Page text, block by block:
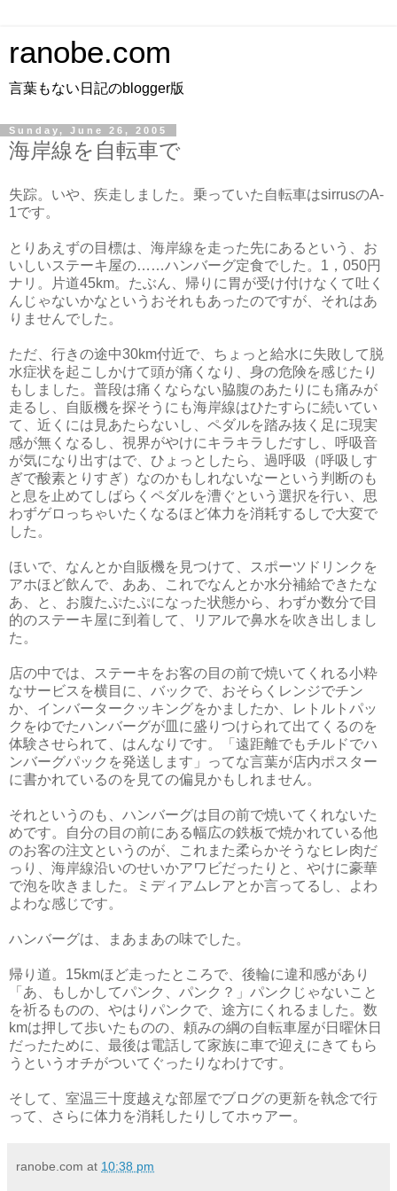
ranobe.com
言葉もない日記のblogger版
Sunday, June 26, 2005
海岸線を自転車で
失踪。いや、疾走しました。乗っていた自転車はsirrusのA-
1です。
とりあえずの目標は、海岸線を走った先にあるという、お
いしいステーキ屋の……ハンバーグ定食でした。1，050円
ナリ。片道45km。たぶん、帰りに胃が受け付けなくて吐く
んじゃないかなというおそれもあったのですが、それはあ
りませんでした。
ただ、行きの途中30km付近で、ちょっと給水に失敗して脱
水症状を起こしかけて頭が痛くなり、身の危険を感じたり
もしました。普段は痛くならない脇腹のあたりにも痛みが
走るし、自販機を探そうにも海岸線はひたすらに続いてい
て、近くには見あたらないし、ペダルを踏み抜く足に現実
感が無くなるし、視界がやけにキラキラしだすし、呼吸音
が気になり出すはで、ひょっとしたら、過呼吸（呼吸しす
ぎで酸素とりすぎ）なのかもしれないなーという判断のも
と息を止めてしばらくペダルを漕ぐという選択を行い、思
わずゲロっちゃいたくなるほど体力を消耗するしで大変で
した。
ほいで、なんとか自販機を見つけて、スポーツドリンクを
アホほど飲んで、ああ、これでなんとか水分補給できたな
あ、と、お腹たぷたぷになった状態から、わずか数分で目
的のステーキ屋に到着して、リアルで鼻水を吹き出しまし
た。
店の中では、ステーキをお客の目の前で焼いてくれる小粋
なサービスを横目に、バックで、おそらくレンジでチン
か、インバータークッキングをかましたか、レトルトパッ
クをゆでたハンバーグが皿に盛りつけられて出てくるのを
体験させられて、はんなりです。「遠距離でもチルドでハ
ンバーグパックを発送します」ってな言葉が店内ポスター
に書かれているのを見ての偏見かもしれません。
それというのも、ハンバーグは目の前で焼いてくれないた
めです。自分の目の前にある幅広の鉄板で焼かれている他
のお客の注文というのが、これまた柔らかそうなヒレ肉だ
っり、海岸線沿いのせいかアワビだったりと、やけに豪華
で泡を吹きました。ミディアムレアとか言ってるし、よわ
よわな感じです。
ハンバーグは、まあまあの味でした。
帰り道。15kmほど走ったところで、後輪に違和感があり
「あ、もしかしてパンク、パンク？」パンクじゃないこと
を祈るものの、やはりパンクで、途方にくれるました。数
kmは押して歩いたものの、頼みの綱の自転車屋が日曜休日
だったために、最後は電話して家族に車で迎えにきてもら
うというオチがついてぐったりなわけです。
そして、室温三十度越えな部屋でブログの更新を執念で行
って、さらに体力を消耗したりしてホゥアー。
ranobe.com at 10:38 pm